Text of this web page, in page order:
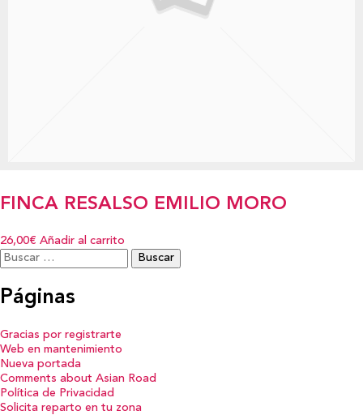
FINCA RESALSO EMILIO MORO
26,00€ Añadir al carrito
Buscar:
Páginas
Gracias por registrarte
Web en mantenimiento
Nueva portada
Comments about Asian Road
Política de Privacidad
Solicita reparto en tu zona